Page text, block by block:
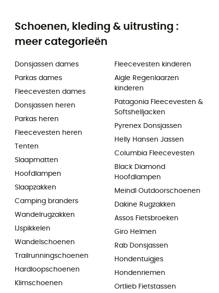
Schoenen, kleding & uitrusting :
meer categorieën
Donsjassen dames
Parkas dames
Fleecevesten dames
Donsjassen heren
Parkas heren
Fleecevesten heren
Tenten
Slaapmatten
Hoofdlampen
Slaapzakken
Camping branders
Wandelrugzakken
IJspikkelen
Wandelschoenen
Trailrunningschoenen
Hardloopschoenen
Klimschoenen
Fleecevesten kinderen
Aigle Regenlaarzen
kinderen
Patagonia Fleecevesten &
Softshelljacken
Pyrenex Donsjassen
Helly Hansen Jassen
Columbia Fleecevesten
Black Diamond
Hoofdlampen
Meindl Outdoorschoenen
Dakine Rugzakken
Assos Fietsbroeken
Giro Helmen
Rab Donsjassen
Hondentuigjes
Hondenriemen
Ortlieb Fietstassen